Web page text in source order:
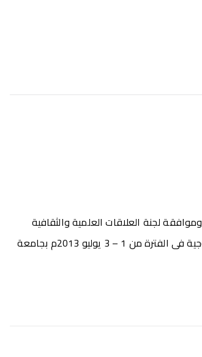
أوصى المجلس بالموافقة بشأن الخطاب الوارد من السيد الأستاذ الدكتور/ وكيل الكلية لشئون الدراسات العليا والبحوث بجلسته المنعقدة بتاريخ 5/6/2013 وموافقة لجنة العلاقات العلمية والثقافية
الخارجية بجلستها المنعقدة بتاريخ 9/6/2013 على حضور السيدة الدكتورة/ نصره محمد حسانين الزهري المدرس بالقسم المؤتمر الدولى الثانى للعلوم البيولوجية فى الفترة من 1 – 3 يوليو 2013م بجامعة